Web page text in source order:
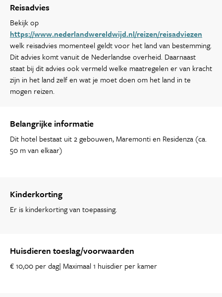
Reisadvies
Bekijk op
https://www.nederlandwereldwijd.nl/reizen/reisadviezen
welk reisadvies momenteel geldt voor het land van bestemming.
Dit advies komt vanuit de Nederlandse overheid. Daarnaast
staat bij dit advies ook vermeld welke maatregelen er van kracht
zijn in het land zelf en wat je moet doen om het land in te
mogen reizen.
Belangrijke informatie
Dit hotel bestaat uit 2 gebouwen, Maremonti en Residenza (ca.
50 m van elkaar)
Kinderkorting
Er is kinderkorting van toepassing.
Huisdieren toeslag/voorwaarden
€ 10,00 per dag| Maximaal 1 huisdier per kamer